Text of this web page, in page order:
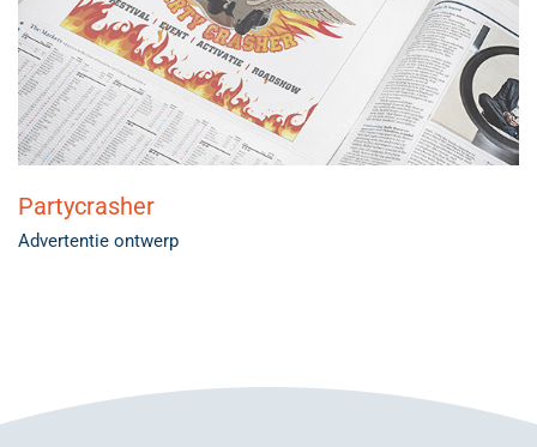
Partycrasher
Advertentie ontwerp